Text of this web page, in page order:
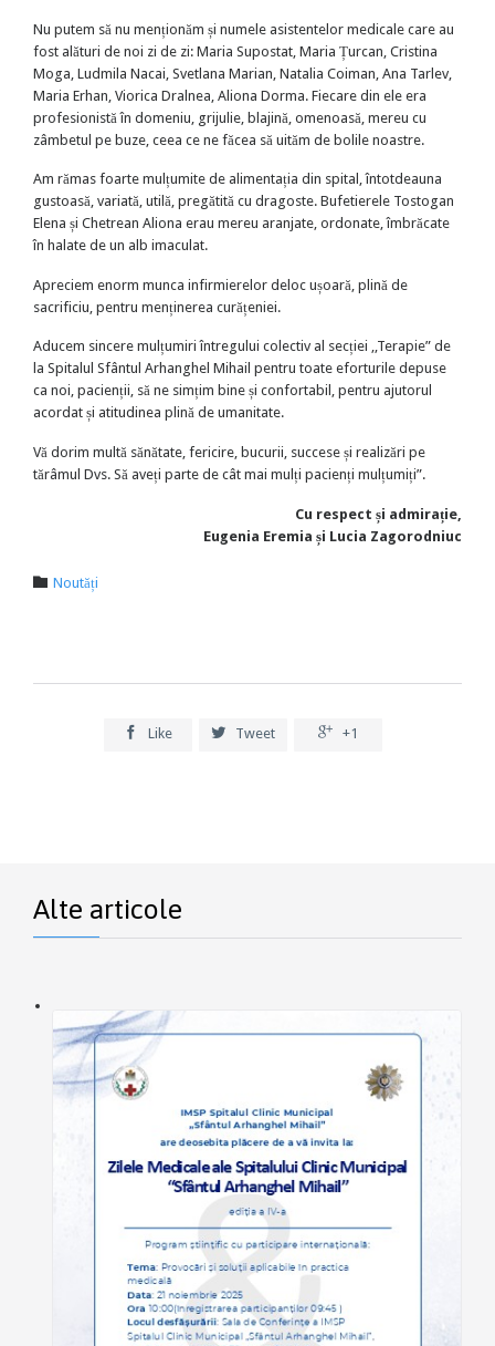
Nu putem să nu menționăm și numele asistentelor medicale care au
fost alături de noi zi de zi: Maria Supostat, Maria Țurcan, Cristina
Moga, Ludmila Nacai, Svetlana Marian, Natalia Coiman, Ana Tarlev,
Maria Erhan, Viorica Dralnea, Aliona Dorma. Fiecare din ele era
profesionistă în domeniu, grijulie, blajină, omenoasă, mereu cu
zâmbetul pe buze, ceea ce ne făcea să uităm de bolile noastre.
Am rămas foarte mulțumite de alimentația din spital, întotdeauna
gustoasă, variată, utilă, pregătită cu dragoste. Bufetierele Tostogan
Elena și Chetrean Aliona erau mereu aranjate, ordonate, îmbrăcate
în halate de un alb imaculat.
Apreciem enorm munca infirmierelor deloc ușoară, plină de
sacrificiu, pentru menținerea curățeniei.
Aducem sincere mulțumiri întregului colectiv al secției ,,Terapie” de
la Spitalul Sfântul Arhanghel Mihail pentru toate eforturile depuse
ca noi, pacienții, să ne simțim bine și confortabil, pentru ajutorul
acordat și atitudinea plină de umanitate.
Vă dorim multă sănătate, fericire, bucurii, succese și realizări pe
tărâmul Dvs. Să aveți parte de cât mai mulți pacienți mulțumiți”.
Cu respect și admirație,
Eugenia Eremia și Lucia Zagorodniuc
 Category
Noutăți
 Like  Tweet  +1
Alte articole